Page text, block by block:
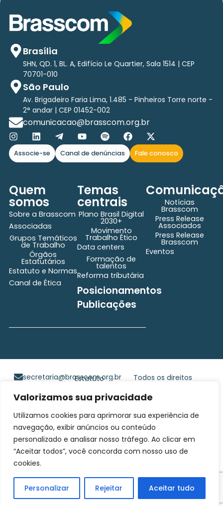
Valorizamos sua privacidade
Utilizamos cookies para aprimorar sua experiência de
navegação, exibir anúncios ou conteúdo
personalizado e analisar nosso tráfego. Ao clicar em
“Aceitar todos”, você concorda com nosso uso de
cookies.
Personalizar Rejeitar Aceitar tudo
Brasília
SHN, QD. 1, BL. A, Edifício Le Quartier, Sala 1514 | CEP
70701-010
São Paulo
Av. Brigadeiro Faria Lima, 1.485 - Pinheiros Torre norte -
2° andar | CEP 01452-002
comunicacao@brasscom.org.br
Associe-se Canal de denúncias Fale conosco
Quem
somos
Sobre a Brasscom
Associadas
Grupos Temáticos
de Trabalho
Órgãos
Estatutários
Estatuto e Normas
Canal de Ética
Temas
centrais
Plano Brasil Digital
2030+
Movimento
Trabalho Ético
Data centers
Formação de
talentos
Reforma tributária
Posicionamentos
Publicações
Notícias
Brasscom
Press Release
Associados
Press Release
Brasscom
Eventos
Todos os direitos
BRASSCOM |
desenvolvido porGim
Digital
secretaria@brasscom.org.br
Estatuto